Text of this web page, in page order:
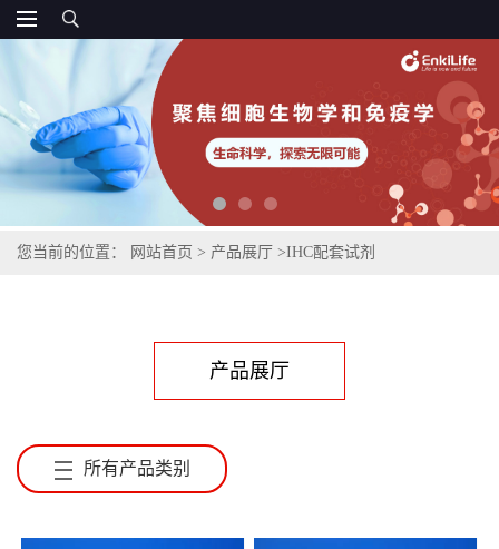
您当前的位置： 网站首页 > 产品展厅 >IHC配套试剂
产品展厅
所有产品类别